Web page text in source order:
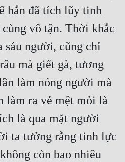
hắn đã tích lũy tinh
vô tận. Thời khắc
sáu người, cũng chỉ
mà giết gà, tương
làm nóng người mà
làm ra vẻ mệt mỏi là
là qua mặt người
ta tưởng rằng tinh lực
còn bao nhiêu